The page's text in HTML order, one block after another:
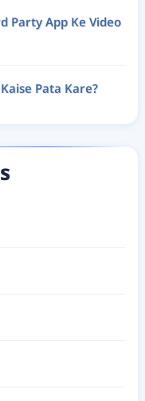
Party App Ke Video
Pata Kare?